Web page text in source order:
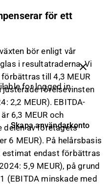
för ett
bör enligt vår
i resultatraderna. Vi
till 4,3 MEUR
justerade rörelsevinsten
2,2 MEUR). EBITDA-
6,3 MEUR och
delen av företagets
6 MEUR). På helårsbasis
endast förbättras
5,9 MEUR), på grund
(EBITDA minskade med
for logged in
Skapa användarkonto